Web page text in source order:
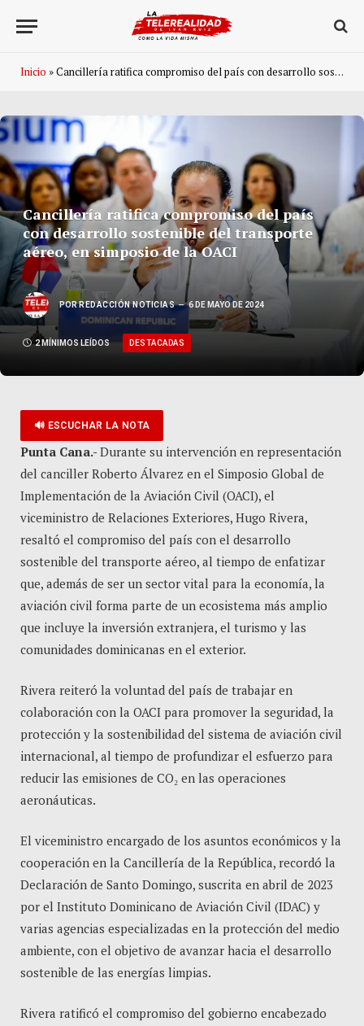
Inicio »Cancillería ratifica compromiso del país con desarrollo sostenible del transporte aéreo, en simposio de la OACI
Cancillería ratifica compromiso del país
con desarrollo sostenible del transporte
aéreo, en simposio de la OACI
PORREDACCIÓN NOTICIAS 6 DE MAYO DE 2024
2 MÍNIMOS LEÍDOS DESTACADAS
🔊 ESCUCHAR LA NOTA
Punta Cana.- Durante su intervención en representación
del canciller Roberto Álvarez en el Simposio Global de
Implementación de la Aviación Civil (OACI), el
viceministro de Relaciones Exteriores, Hugo Rivera,
resaltó el compromiso del país con el desarrollo
sostenible del transporte aéreo, al tiempo de enfatizar
que, además de ser un sector vital para la economía, la
aviación civil forma parte de un ecosistema más amplio
que incluye la inversión extranjera, el turismo y las
comunidades dominicanas en el exterior.
Rivera reiteró la voluntad del país de trabajar en
colaboración con la OACI para promover la seguridad, la
protección y la sostenibilidad del sistema de aviación civil
internacional, al tiempo de profundizar el esfuerzo para
reducir las emisiones de CO₂ en las operaciones
aeronáuticas.
El viceministro encargado de los asuntos económicos y la
cooperación en la Cancillería de la República, recordó la
Declaración de Santo Domingo, suscrita en abril de 2023
por el Instituto Dominicano de Aviación Civil (IDAC) y
varias agencias especializadas en la protección del medio
ambiente, con el objetivo de avanzar hacia el desarrollo
sostenible de las energías limpias.
Rivera ratificó el compromiso del gobierno encabezado